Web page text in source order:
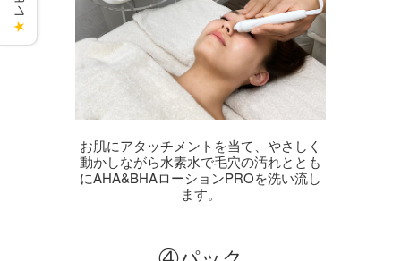
お肌にアタッチメントを当て、やさしく
動かしながら水素水で毛穴の汚れととも
にAHA&BHAローションPROを洗い流し
ます。
★